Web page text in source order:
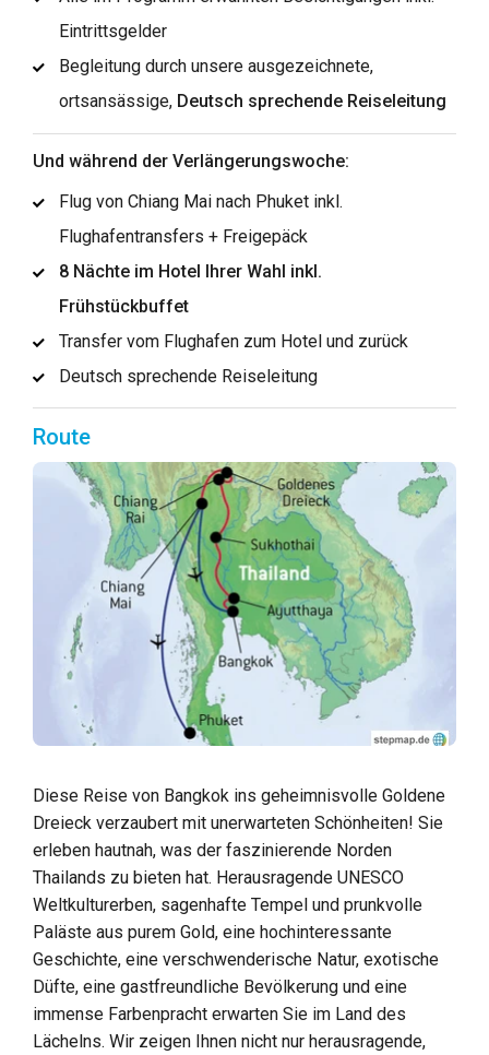
Eintrittsgelder
Begleitung durch unsere ausgezeichnete,
ortsansässige, Deutsch sprechende Reiseleitung
Und während der Verlängerungswoche:
Flug von Chiang Mai nach Phuket inkl.
Flughafentransfers + Freigepäck
8 Nächte im Hotel Ihrer Wahl inkl.
Frühstückbuffet
Transfer vom Flughafen zum Hotel und zurück
Deutsch sprechende Reiseleitung
Route
Diese Reise von Bangkok ins geheimnisvolle Goldene
Dreieck verzaubert mit unerwarteten Schönheiten! Sie
erleben hautnah, was der faszinierende Norden
Thailands zu bieten hat. Herausragende UNESCO
Weltkulturerben, sagenhafte Tempel und prunkvolle
Paläste aus purem Gold, eine hochinteressante
Geschichte, eine verschwenderische Natur, exotische
Düfte, eine gastfreundliche Bevölkerung und eine
immense Farbenpracht erwarten Sie im Land des
Lächelns. Wir zeigen Ihnen nicht nur herausragende,